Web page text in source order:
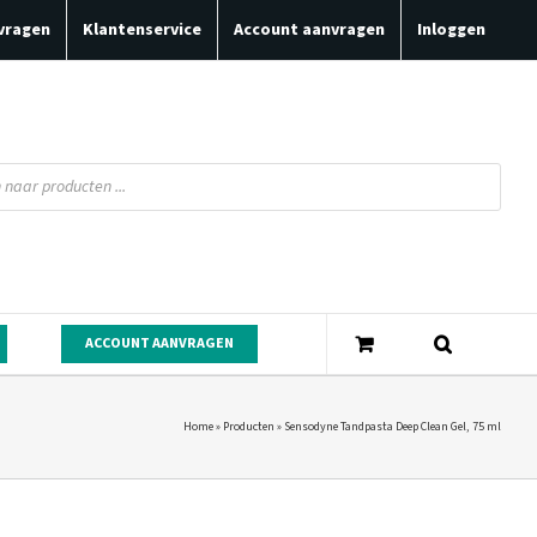
Klantenservice Account aanvragen Inloggen
ACCOUNT AANVRAGEN
Home» Producten » Sensodyne Tandpasta Deep Clean Gel, 75 ml